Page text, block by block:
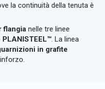
la continuità della tenuta è
flangia nelle tre linee
PLANISTEEL™. La linea
in grafite